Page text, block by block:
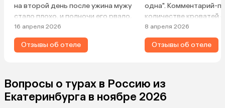
на второй день после ужина мужу
стало плохо, и полночи его рвало,
все в этом духе. Соответственно,
второй день он отходил от этого
всего, лежал пластом.
только в отеле. Ни в кафешках, ни
в уличных открытых шашлычках,
только завтрак/обед/ужин в
16 апреля 2026
Отзывы об отеле
одна". Комментарий-
количестве кроватей
негде.
двоих, вместо двух
была одна (поехали с
подождать, так как
полный, не стали
8 апреля 2026
Отзывы об отеле
Вопросы о турах в Россию из
Екатеринбурга в ноябре 2026